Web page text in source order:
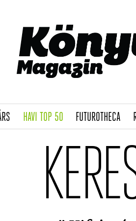
(CURRENT)
HAVI TOP 50(CURRENT)
FUTUROTHECA